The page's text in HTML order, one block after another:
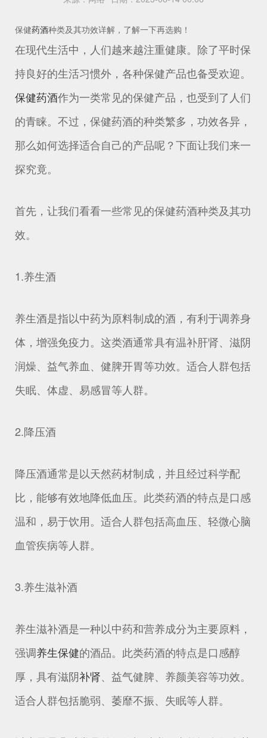
保健药酒种类及其功效详解，了解一下再选购！
在现代生活中，人们越来越注重健康。除了平时保
持良好的生活习惯外，各种保健产品也备受欢迎。
保健药酒作为一类常见的保健产品，也受到了人们
的青睐。不过，保健药酒的种类繁多，功效各异，
那么如何选择适合自己的产品呢？下面让我们来一
探究竟。
首先，让我们看看一些常见的保健药酒种类及其功
效。
1.养生酒
养生酒是指以中药为原料制成的酒，有利于调养身
体，增强免疫力。这类酒通常具有温补肝肾、滋阴
润燥、益气养血、健脾开胃等功效。适合人群包括
失眠、体虚、易感冒等人群。
2.降压酒
降压酒通常是以天然药材制成，并且经过科学配
比，能够有效地降低血压。此类药酒的特点是口感
温和，易于饮用。适合人群包括高血压、轻微心脑
血管疾病等人群。
3.养生滋补酒
养生滋补酒是一种以中药和营养成分为主要原料，
强调养生保健的酒品。此类药酒的特点是口感醇
厚，具有滋阴补肾、益气健脾、养颜美容等功效。
适合人群包括脆弱、萎靡不振、失眠等人群。